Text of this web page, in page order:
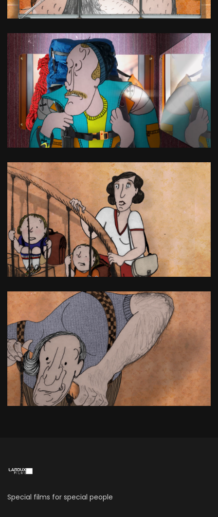
Special films for special people